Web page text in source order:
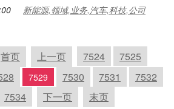
新能源,领域,业务,汽车,科技,公司
首页 上一页 7524
7525
7529 7530 7531
7532
7534 下一页 末页